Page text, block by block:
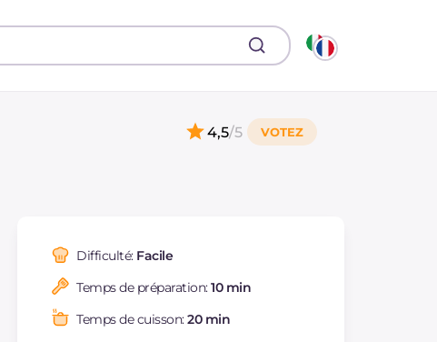
4,5/5
Difficulté: Facile
Temps de préparation:10 min
Temps de cuisson:20 min